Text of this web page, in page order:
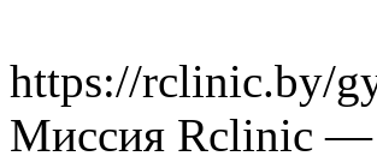
https://rclinic.by/
Миссия Rclinic —